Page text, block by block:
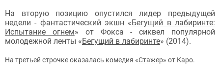
На вторую позицию опустился лидер предыдущей
недели - фантастический экшн «Бегущий в лабиринте:
Испытание огнем» от Фокса - сиквел популярной
молодежной ленты «Бегущий в лабиринте» (2014).
На третьей строчке оказалась комедия «Стажер» от Каро.